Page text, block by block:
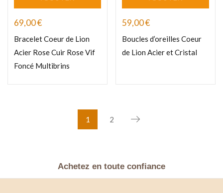
69,00€
Bracelet Coeur de Lion
Acier Rose Cuir Rose Vif
Foncé Multibrins
59,00€
Boucles d’oreilles Coeur
de Lion Acier et Cristal
1 2
Achetez en toute confiance